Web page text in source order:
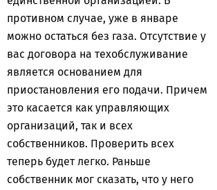
противном случае, уже в январе
можно остаться без газа. Отсутствие у
вас договора на техобслуживание
является основанием для
приостановления его подачи. Причем
это касается как управляющих
организаций, так и всех
собственников. Проверить всех
теперь будет легко. Раньше
собственник мог сказать, что у него